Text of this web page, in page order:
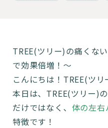
TREE(ツリー)の痛くな
で効果倍増！～
こんにちは！TREE(ツ
本日は、TREE(ツリー)
だけではなく、 体の左右
特徴です！